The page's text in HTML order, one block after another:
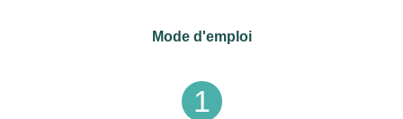
Mode d'emploi
1